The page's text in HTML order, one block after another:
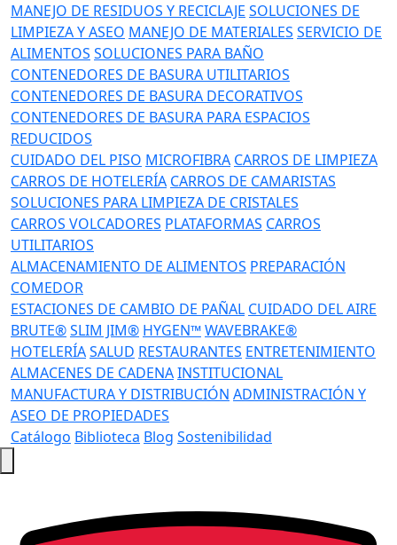
MANEJO DE RESIDUOS Y RECICLAJE SOLUCIONES DE
LIMPIEZA Y ASEO MANEJO DE MATERIALES SERVICIO DE
ALIMENTOS SOLUCIONES PARA BAÑO
CONTENEDORES DE BASURA UTILITARIOS
CONTENEDORES DE BASURA DECORATIVOS
CONTENEDORES DE BASURA PARA ESPACIOS
REDUCIDOS
CUIDADO DEL PISO MICROFIBRA CARROS DE LIMPIEZA
CARROS DE HOTELERÍA CARROS DE CAMARISTAS
SOLUCIONES PARA LIMPIEZA DE CRISTALES
CARROS VOLCADORES PLATAFORMAS CARROS
UTILITARIOS
ALMACENAMIENTO DE ALIMENTOS PREPARACIÓN
COMEDOR
ESTACIONES DE CAMBIO DE PAÑAL CUIDADO DEL AIRE
BRUTE®SLIM JIM® HYGEN™WAVEBRAKE®
HOTELERÍASALUD RESTAURANTES ENTRETENIMIENTO
ALMACENES DE CADENAINSTITUCIONAL
MANUFACTURA Y DISTRIBUCIÓN ADMINISTRACIÓN Y
ASEO DE PROPIEDADES
Catálogo Biblioteca Blog Sostenibilidad